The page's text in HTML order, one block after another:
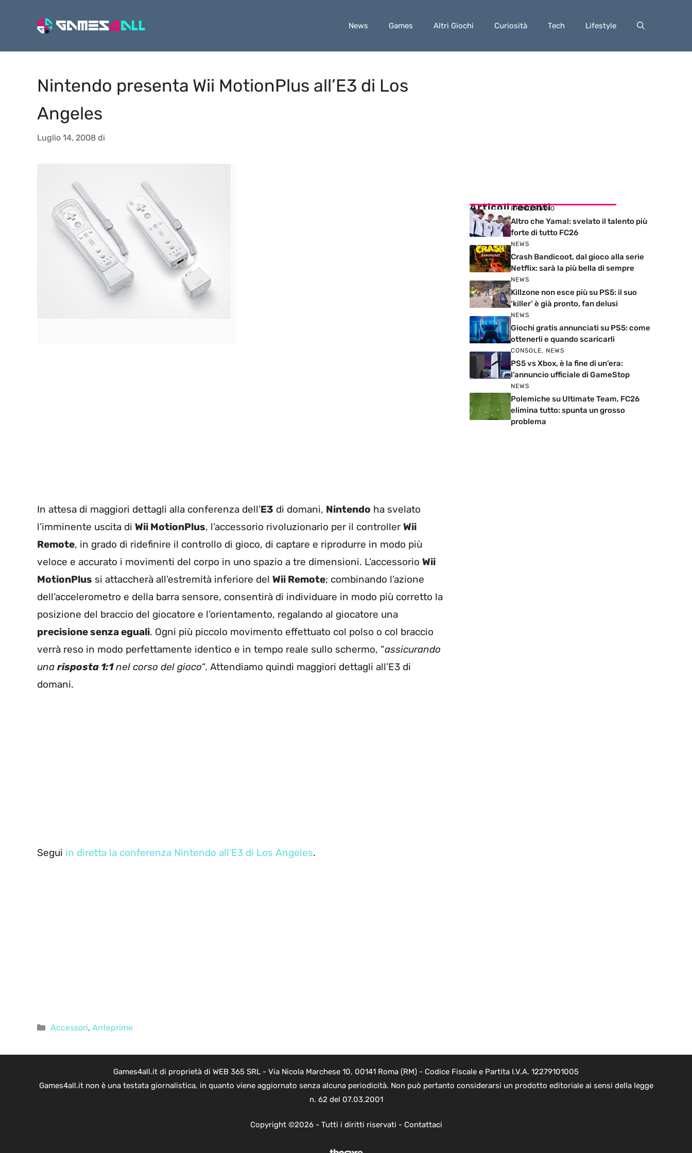
News Games Altri Giochi Curiosità Tech Lifestyle
Nintendo presenta Wii MotionPlus all’E3 di Los
Angeles
Luglio 14, 2008 di
In attesa di maggiori dettagli alla conferenza dell’E3 di domani, Nintendo ha svelato
l’imminente uscita di Wii MotionPlus, l’accessorio rivoluzionario per il controller Wii
Remote, in grado di ridefinire il controllo di gioco, di captare e riprodurre in modo più
veloce e accurato i movimenti del corpo in uno spazio a tre dimensioni. L’accessorio Wii
MotionPlus si attaccherà all’estremità inferiore del Wii Remote; combinando l’azione
dell’accelerometro e della barra sensore, consentirà di individuare in modo più corretto la
posizione del braccio del giocatore e l’orientamento, regalando al giocatore una
precisione senza eguali. Ogni più piccolo movimento effettuato col polso o col braccio
verrà reso in modo perfettamente identico e in tempo reale sullo schermo, “assicurando
una risposta 1:1nel corso del gioco“. Attendiamo quindi maggiori dettagli all’E3 di
domani.
Segui in diretta la conferenza Nintendo all’E3 di Los Angeles.
Categorie
Accessori, Anteprime
Articoli recenti
PRIMO PIANO
Altro che Yamal: svelato il talento più
forte di tutto FC26
NEWS
Crash Bandicoot, dal gioco alla serie
Netflix: sarà la più bella di sempre
NEWS
Killzone non esce più su PS5: il suo
‘killer’ è già pronto, fan delusi
NEWS
Giochi gratis annunciati su PS5: come
ottenerli e quando scaricarli
CONSOLE, NEWS
PS5 vs Xbox, è la fine di un’era:
l’annuncio ufficiale di GameStop
NEWS
Polemiche su Ultimate Team, FC26
elimina tutto: spunta un grosso
problema
Games4all.it di proprietà di WEB 365 SRL - Via Nicola Marchese 10, 00141 Roma (RM) - Codice Fiscale e Partita I.V.A. 12279101005
Games4all.it non è una testata giornalistica, in quanto viene aggiornato senza alcuna periodicità. Non può pertanto considerarsi un prodotto editoriale ai sensi della legge
n. 62 del 07.03.2001
Copyright ©2026 - Tutti i diritti riservati - Contattaci